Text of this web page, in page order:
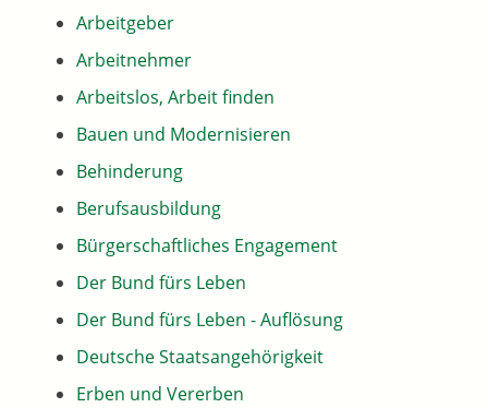
Arbeitgeber
Arbeitnehmer
Arbeitslos, Arbeit finden
Bauen und Modernisieren
Behinderung
Berufsausbildung
Bürgerschaftliches Engagement
Der Bund fürs Leben
Der Bund fürs Leben - Auflösung
Deutsche Staatsangehörigkeit
Erben und Vererben